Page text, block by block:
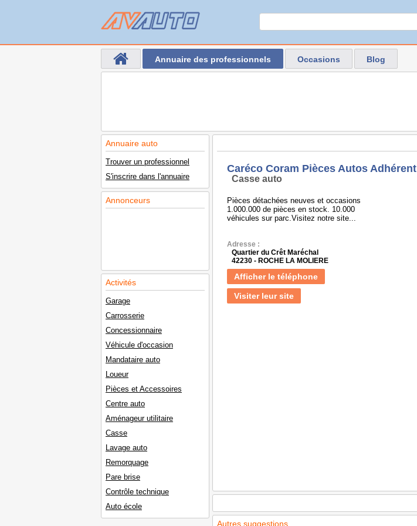
Annuaire des professionnels Occasions Blog
Annuaire auto
Trouver un professionnel
S'inscrire dans l'annuaire
Annonceurs
Activités
Garage
Carrosserie
Concessionnaire
Véhicule d'occasion
Mandataire auto
Loueur
Pièces et Accessoires
Centre auto
Aménageur utilitaire
Casse
Lavage auto
Remorquage
Pare brise
Contrôle technique
Auto école
Caréco Coram Pièces Autos Adhérent
Casse auto
Pièces détachées neuves et occasions
1.000.000 de pièces en stock. 10.000
véhicules sur parc.Visitez notre site...
Adresse :
Quartier du Crêt Maréchal
42230 - ROCHE LA MOLIERE
Afficher le téléphone
Visiter leur site
Autres suggestions